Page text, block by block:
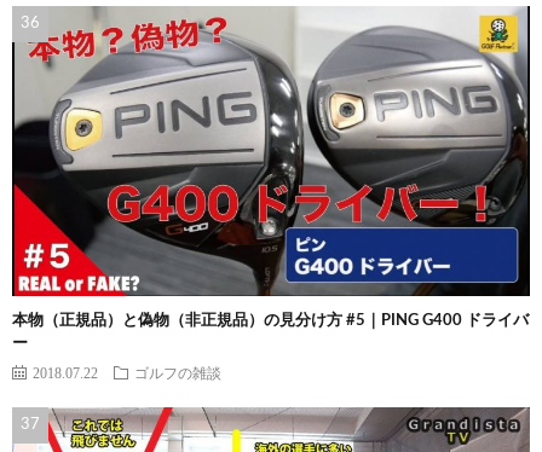
本物（正規品）と偽物（非正規品）の見分け方 #5｜PING G400 ドライバ
ー
2018.07.22 ゴルフの雑談